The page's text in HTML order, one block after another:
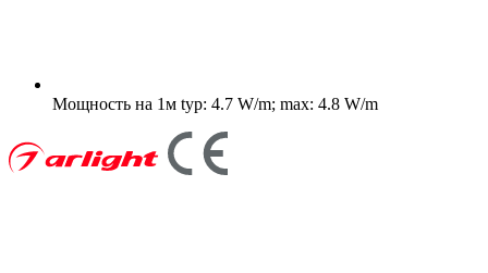
Мощность на 1м typ: 4.7 W/m; max: 4.8 W/m